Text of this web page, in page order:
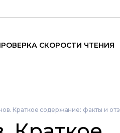
СКОРОСТИ ЧТЕНИЯ
Краткое содержание: факты и